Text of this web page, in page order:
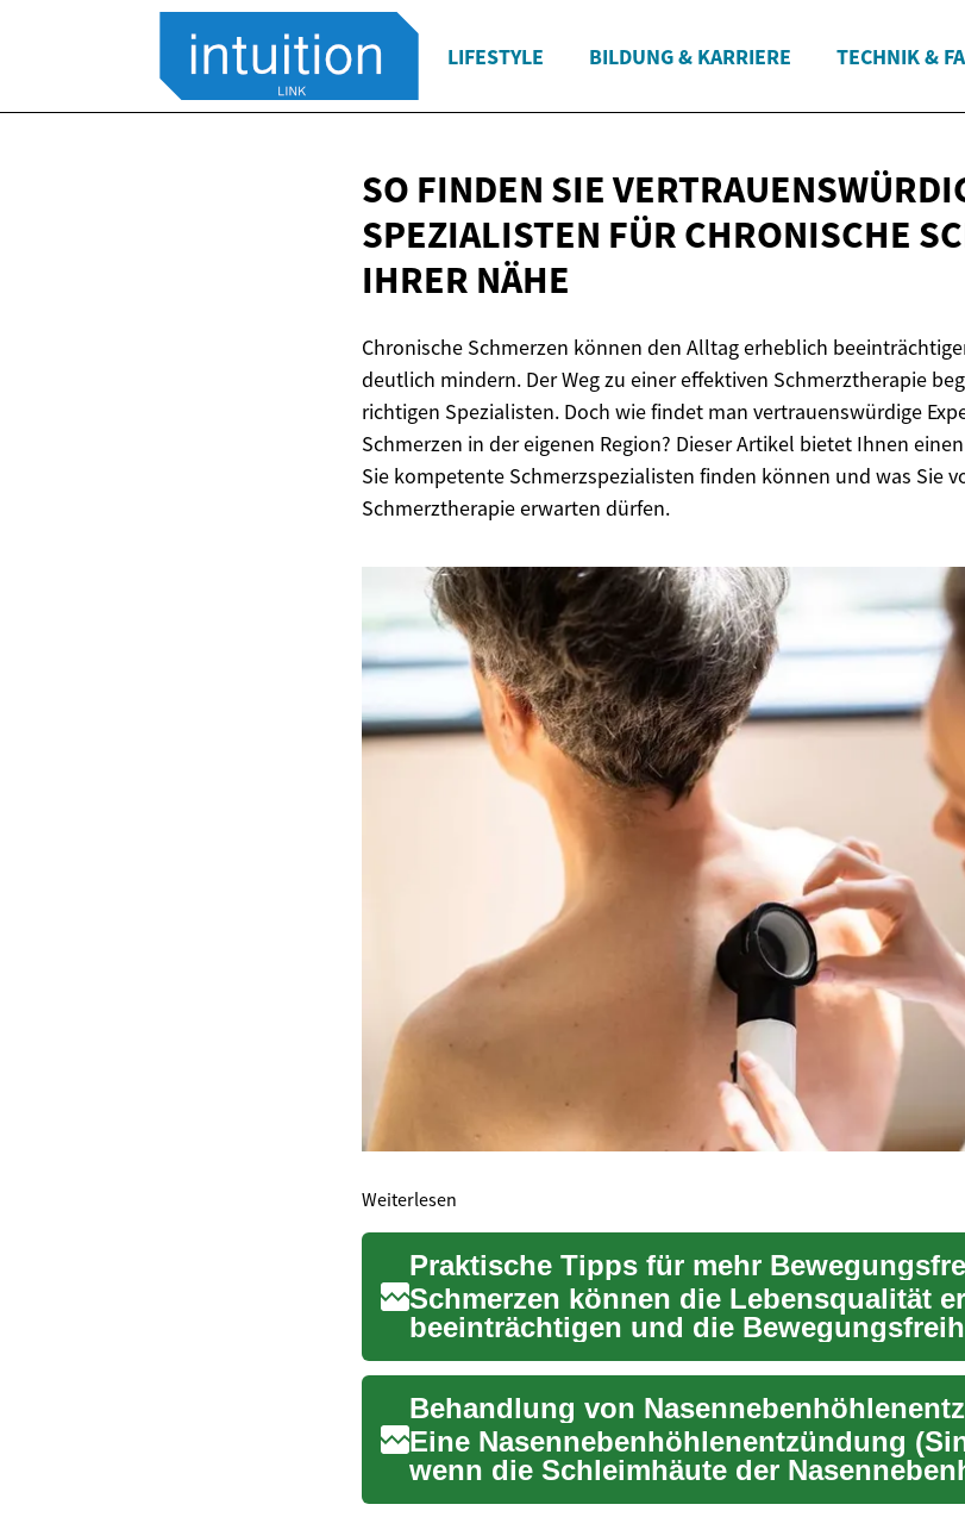
LIFESTYLE BILDUNG & KARRIERE TECHNIK &
SO FINDEN SIE
SPEZIALISTEN FÜR CHRONISCHE
IHRER NÄHE
Chronische Schmerzen können den Alltag erheblich
deutlich mindern. Der Weg zu einer effektiven Schmerztherapie
richtigen Spezialisten. Doch wie findet man vertrauenswürdige
Schmerzen in der eigenen Region? Dieser Artikel bietet Ihnen
Sie kompetente Schmerzspezialisten finden können und was Sie
Schmerztherapie erwarten dürfen.
Weiterlesen
Praktische Tipps für mehr
Schmerzen können die Lebensqualität
beeinträchtigen und die
einschränken. Ob akute Beschw...
Eine Nasennebenhöhlenentzündung
wenn die Schleimhäute der
anschwellen und der ...